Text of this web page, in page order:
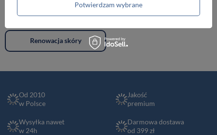
Walizki podróżne Akcesoria i dodatki odzieżowe
Renowacja skóry
Od 2010
w Polsce
Jakość
premium
Wysyłka nawet
w 24h
Darmowa dostawa
od 399 zł
Potwierdzam wybrane